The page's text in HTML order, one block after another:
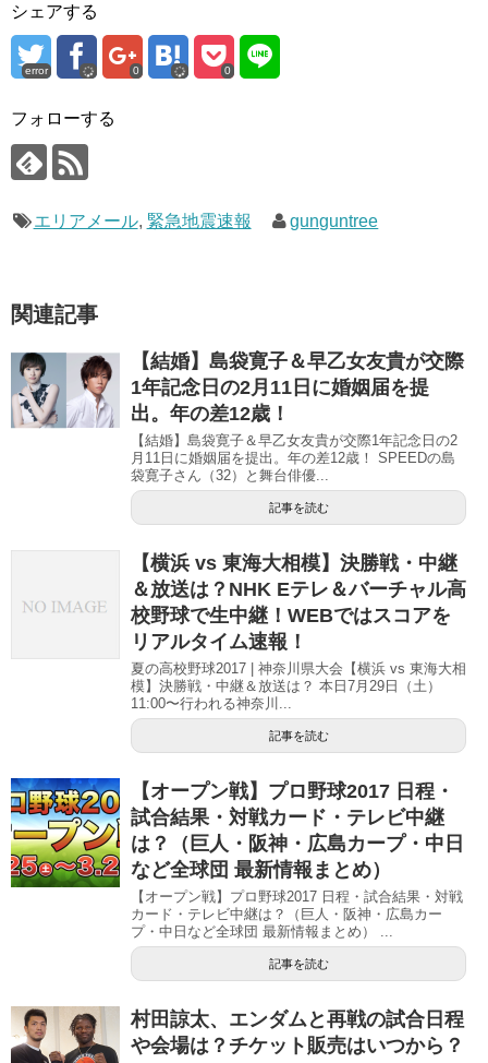
r
で
共
(
新
ウ
ィ
ン
ド
ウ
で
ま
す
は
ク
リ
ッ
て
く
い
ウ
す
)
共
有
新
ま
す
シェアする
error 0 0
フォローする
エリアメール, 緊急地震速報 gunguntree
関連記事
【結婚】島袋寛子＆早乙女友貴が交際
1年記念日の2月11日に婚姻届を提
出。年の差12歳！
【結婚】島袋寛子＆早乙女友貴が交際1年記念日の2
月11日に婚姻届を提出。年の差12歳！ SPEEDの島
袋寛子さん（32）と舞台俳優...
記事を読む
【横浜 vs 東海大相模】決勝戦・中継
＆放送は？NHK Eテレ＆バーチャル高
校野球で生中継！WEBではスコアを
リアルタイム速報！
夏の高校野球2017 | 神奈川県大会【横浜 vs 東海大相
模】決勝戦・中継＆放送は？ 本日7月29日（土）
11:00〜行われる神奈川...
記事を読む
【オープン戦】プロ野球2017 日程・
試合結果・対戦カード・テレビ中継
は？（巨人・阪神・広島カープ・中日
など全球団 最新情報まとめ）
【オープン戦】プロ野球2017 日程・試合結果・対戦
カード・テレビ中継は？（巨人・阪神・広島カー
プ・中日など全球団 最新情報まとめ） ...
記事を読む
村田諒太、エンダムと再戦の試合日程
や会場は？チケット販売はいつから？